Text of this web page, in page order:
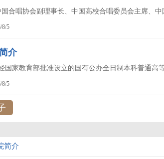
国合唱协会副理事长、中国高校合唱委员会主席、
8/5
介
国家教育部批准设立的国有公办全日制本科普通高
8/5
简介